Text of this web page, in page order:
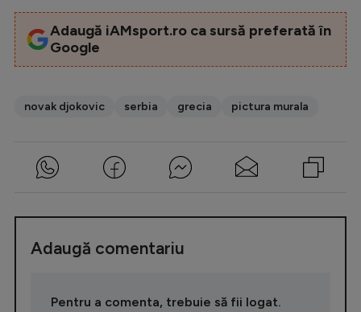
Adaugă iAMsport.ro ca sursă preferată în
Google
novak djokovic serbia grecia pictura murala
Adaugă comentariu
Pentru a comenta, trebuie să fii logat.